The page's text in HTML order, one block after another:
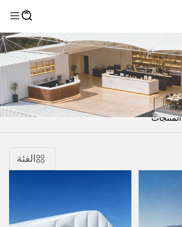
المنتجات
الفئة